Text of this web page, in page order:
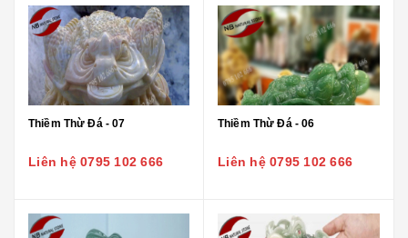
Thiềm Thừ Đá - 07
Liên hệ 0795 102 666
Thiềm Thừ Đá - 06
Liên hệ 0795 102 666